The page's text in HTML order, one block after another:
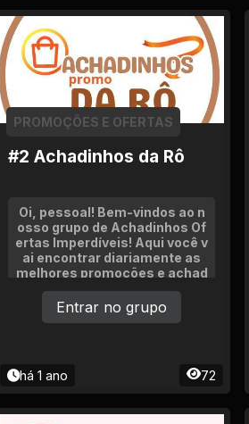
#2 Achadinhos da Rô
PROMOÇÕES E OFERTAS
Oi, pessoal! Bem-vindos ao n
osso grupo de Achadinhos Of
ertas Imperdíveis! Aqui você v
ai encontrar diariamente as
melhores promoções e achad
inhos com descontos incrívei
s!
há 1 ano 72
Entrar no grupo